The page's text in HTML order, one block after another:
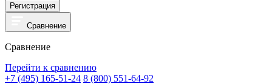
Регистрация
Сравнение
Сравнение
Перейти к сравнению
+7 (495) 165-51-24 8 (800) 551-64-92